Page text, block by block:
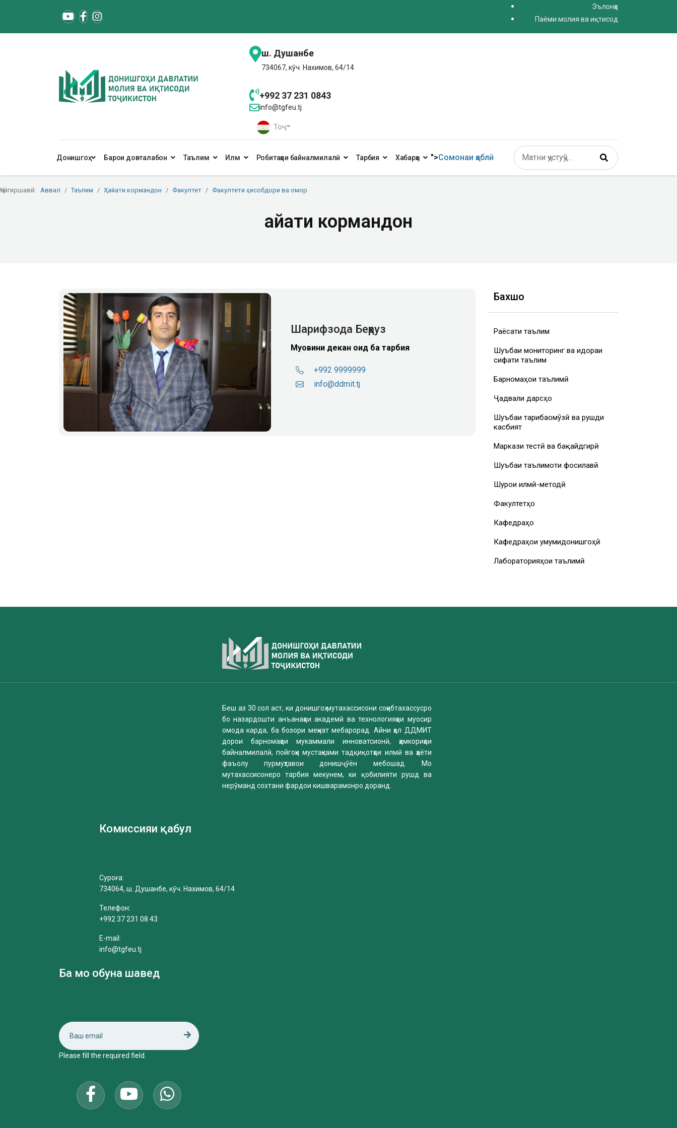
Эълонҳо
Паёми молия ва иқтисод
ш. Душанбе
734067, кӯч. Нахимов, 64/14
+992 37 231 0843
info@tgfeu.tj
Тоҷ
Донишгоҳ Барои довталабон Таълим Илм Робитаҳои байналмилалӣ Тарбия Хабарҳо ">Сомонаи қаблӣ
Поиск
Type 2 or more characters for results.
Ҷойгиршавӣ: Аввал Таълим Ҳайати кормандон Факултет Факултети ҳисобдори ва омор
Ҳайати кормандон
Шарифзода Беҳруз
Муовини декан оид ба тарбия
+992 9999999
info@ddmit.tj
Бахшҳо
Раёсати таълим
Шуъбаи мониторинг ва идораи
сифати таълим
Барномаҳои таълимӣ
Ҷадвали дарсҳо
Шуъбаи таҷрибаомӯзӣ ва рушди
касбият
Маркази тестӣ ва бақайдгирӣ
Шуъбаи таълимоти фосилавӣ
Шурои илмӣ-методӣ
Факултетҳо
Кафедраҳо
Кафедраҳои умумидонишгоҳӣ
Лабораторияҳои таълимӣ
Беш аз 30 сол аст, ки донишгоҳ мутахассисони соҳибтахассусро
бо назардошти анъанаҳои академӣ ва технологияҳои муосир
омода карда, ба бозори меҳнат мебарорад. Айни ҳол ДДМИТ
дорои барномаҳои мукаммали инноватсионӣ, ҳамкориҳои
байналмилалӣ, пойгоҳи мустаҳками тадқиқотҳои илмӣ ва ҳаёти
фаъолу пурмуҳтавои донишҷӯён мебошад. Мо
мутахассисонеро тарбия мекунем, ки қобилияти рушд ва
нерӯманд сохтани фардои кишварамонро доранд.
Комиссияи қабул
Суроға:
734064, ш. Душанбе, кӯч. Нахимов, 64/14
Телефон:
+992 37 231 08 43
E-mail:
info@tgfeu.tj
Ба мо обуна шавед
Please fill the required field.